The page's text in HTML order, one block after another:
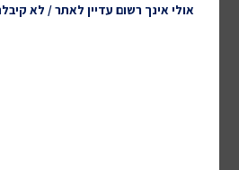
אולי אינך רשום עדיין לאתר / לא